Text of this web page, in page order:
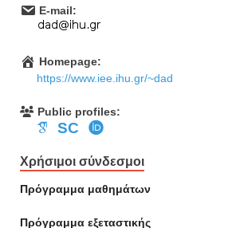
E-mail:
Homepage:
https://www.iee.ihu.gr/~dad
Public profiles:
SC
Χρήσιμοι σύνδεσμοι
Πρόγραμμα μαθημάτων
Πρόγραμμα εξεταστικής